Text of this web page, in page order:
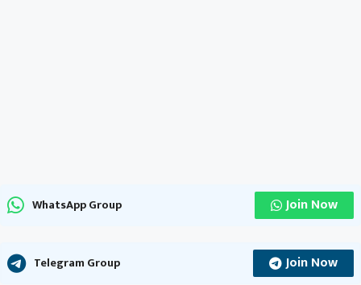
WhatsApp Group Join Now
Telegram Group Join Now